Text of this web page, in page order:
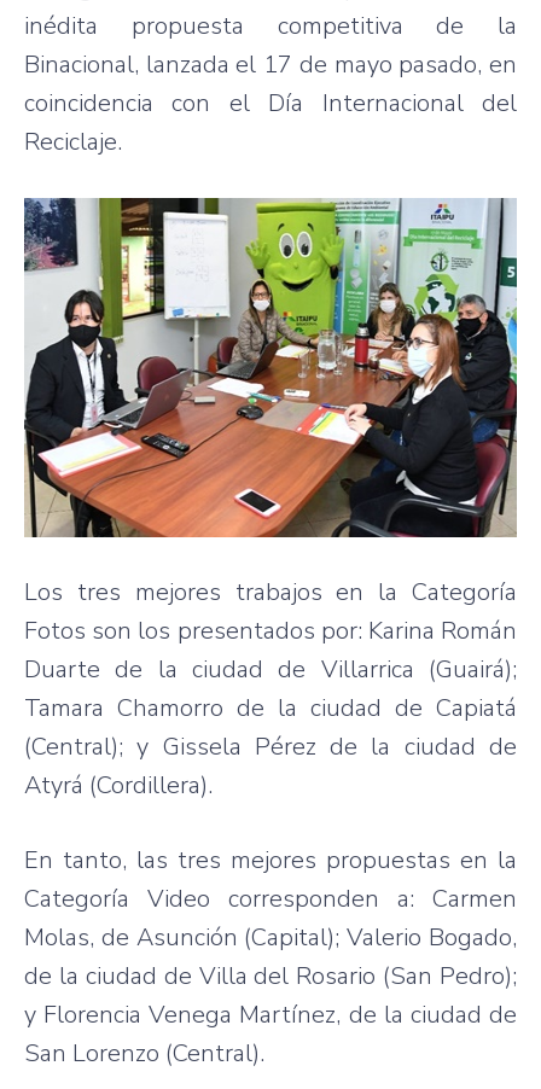
inédita propuesta competitiva de la
Binacional, lanzada el 17 de mayo pasado, en
coincidencia con el Día Internacional del
Reciclaje.
Los tres mejores trabajos en la Categoría
Fotos son los presentados por: Karina Román
Duarte de la ciudad de Villarrica (Guairá);
Tamara Chamorro de la ciudad de Capiatá
(Central); y Gissela Pérez de la ciudad de
Atyrá (Cordillera).
En tanto, las tres mejores propuestas en la
Categoría Video corresponden a: Carmen
Molas, de Asunción (Capital); Valerio Bogado,
de la ciudad de Villa del Rosario (San Pedro);
y Florencia Venega Martínez, de la ciudad de
San Lorenzo (Central).